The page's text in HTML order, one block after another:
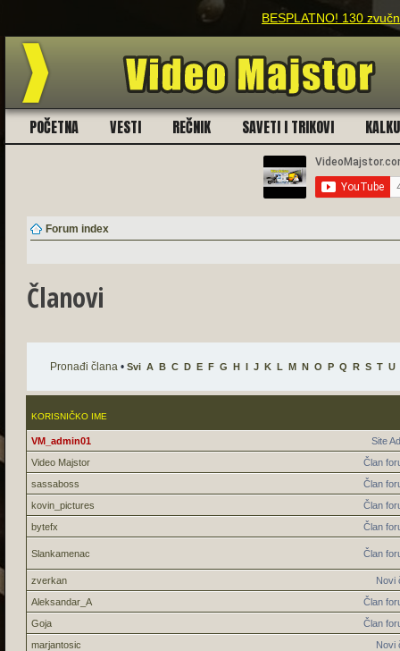
BESPLATNO! 130
POČETNA VESTI REČNIK SAVETI I TRIKOVI
Forum index
Članovi
Pronađi člana • Svi A B C D E F G H I J K L M N O P Q R S T U
KORISNIČKO IME
Site
VM_admin01
Član
Video Majstor
Član
sassaboss
Član
kovin_pictures
Član
bytefx
Član
Slankamenac
Novi
zverkan
Član
Aleksandar_A
Član
Goja
Novi
marjantosic